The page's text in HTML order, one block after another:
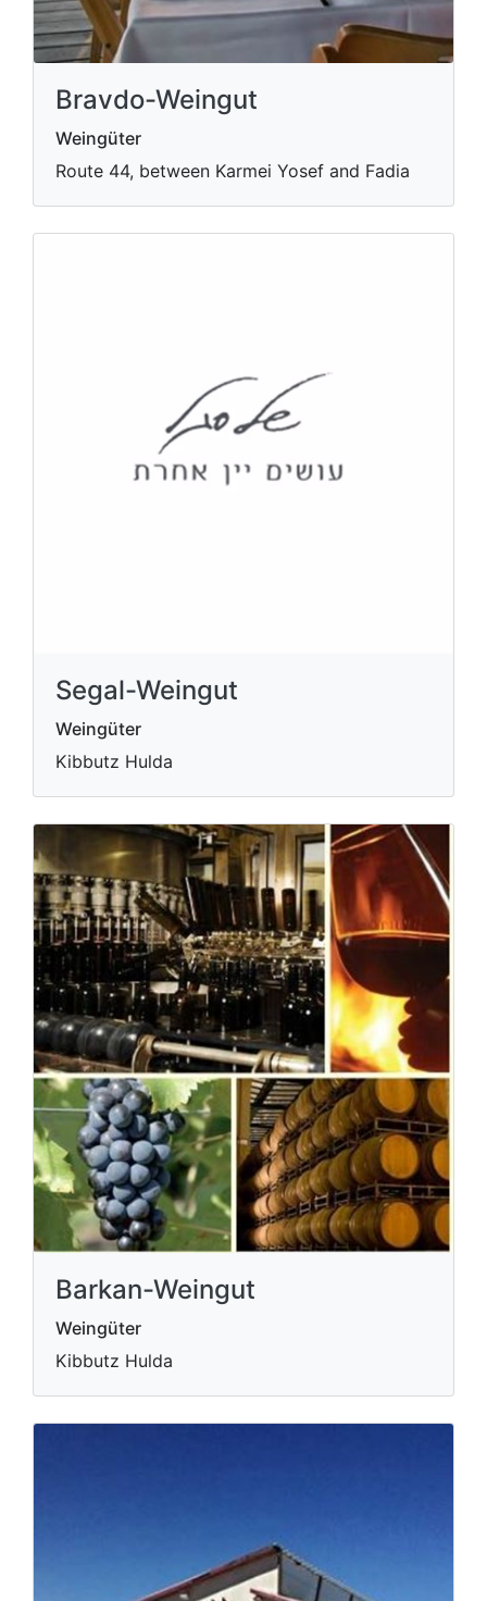
Bravdo-Weingut
Weingüter
Route 44, between Karmei Yosef and Fadia
Segal-Weingut
Weingüter
Kibbutz Hulda
Barkan-Weingut
Weingüter
Kibbutz Hulda